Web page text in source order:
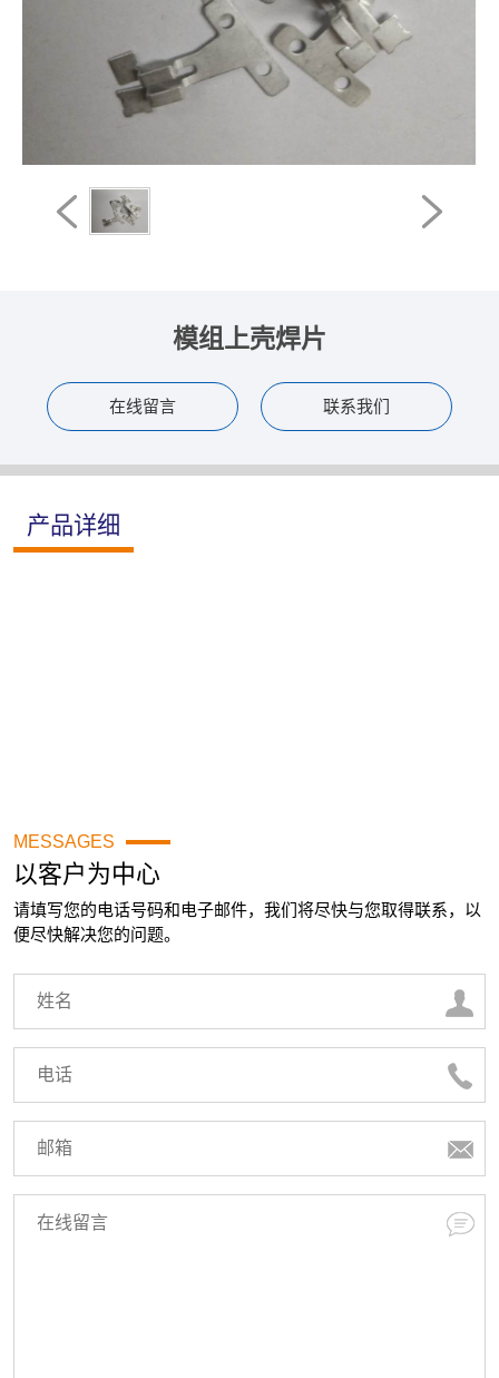
模组上壳焊片
在线留言 联系我们
产品详细
MESSAGES
以客户为中心
请填写您的电话号码和电子邮件，我们将尽快与您取得联系，以
便尽快解决您的问题。